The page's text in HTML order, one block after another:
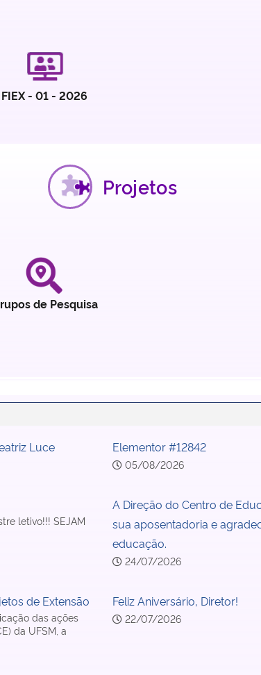
FIEX - 01 - 2026
Projetos
de Pesquisa
Luce Elementor #12842
05/08/2026
letivo!!! SEJAM
A Direção do Centro de
sua aposentadoria e
educação.
24/07/2026
de Extensão
das ações
da UFSM, a
Feliz Aniversário, Diretor!
22/07/2026